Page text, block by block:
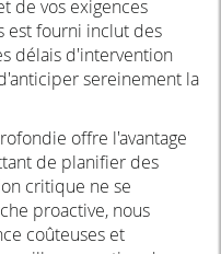
de vos exigences
est fourni inclut des
délais d'intervention
sereinement la
offre l'avantage
de planifier des
critique ne se
proactive, nous
coûteuses et